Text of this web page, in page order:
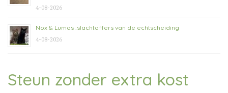
4-08-2026
Nox & Lumos :slachtoffers van de echtscheiding
4-08-2026
Steun zonder extra kost